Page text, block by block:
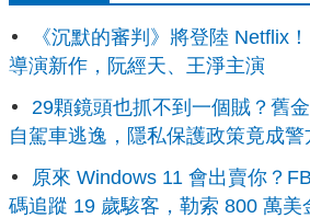
《沉默的審判》將登陸 Netflix
導演新作，阮經天、王淨主演
29顆鏡頭也抓不到一個賊？舊
自駕車逃逸，隱私保護政策竟成
原來 Windows 11 會出賣你？
碼追蹤 19 歲駭客，勒索 800 萬美